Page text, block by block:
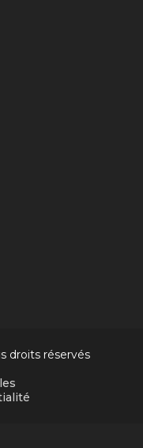
droits réservés